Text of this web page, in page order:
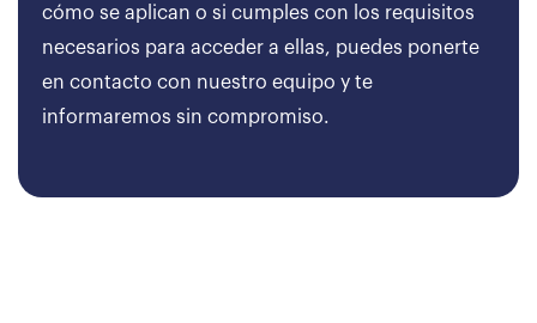
cómo se aplican o si cumples con los requisitos
necesarios para acceder a ellas, puedes ponerte
en contacto con nuestro equipo y te
informaremos sin compromiso.